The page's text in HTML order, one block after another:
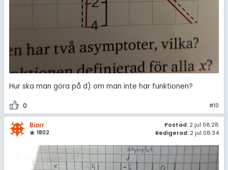
Hur ska man göra på d) om man inte har funktionen?
0 #10
Biorr
1802
Postad: 2 jul 08:28
Redigerad: 2 jul 08:34